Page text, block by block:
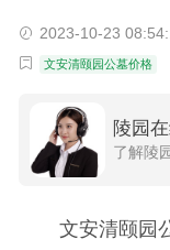
2023-10-23
文安清颐园公墓价格
陵园
了解陵
文安清颐园